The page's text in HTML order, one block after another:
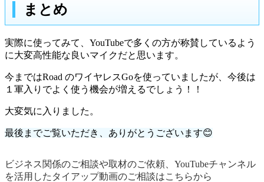
まとめ
実際に使ってみて、YouTubeで多くの方が称賛しているよう
に大変高性能な良いマイクだと思います。
今まではRoad のワイヤレスGoを使っていましたが、今後は
１軍入りでよく使う機会が増えるでしょう！！
大変気に入りました。
最後までご覧いただき、ありがとうございます😊
ビジネス関係のご相談や取材のご依頼、YouTubeチャンネル
を活用したタイアップ動画のご相談はこちらから